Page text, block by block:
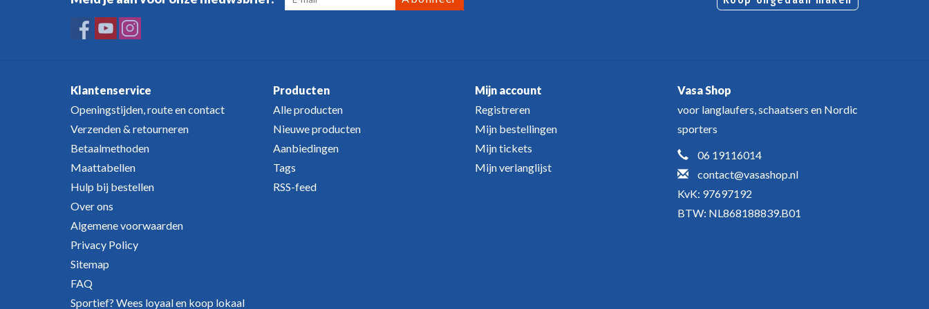
Klantenservice
Openingstijden, route en contact
Verzenden & retourneren
Betaalmethoden
Maattabellen
Hulp bij bestellen
Over ons
Algemene voorwaarden
Privacy Policy
Sitemap
FAQ
Sportief? Wees loyaal en koop lokaal
Producten
Alle producten
Nieuwe producten
Aanbiedingen
Tags
RSS-feed
Mijn account
Registreren
Mijn bestellingen
Mijn tickets
Mijn verlanglijst
Vasa Shop
voor langlaufers, schaatsers en Nordic
sporters
06 19116014
contact@vasashop.nl
KvK: 97697192
BTW: NL868188839.B01